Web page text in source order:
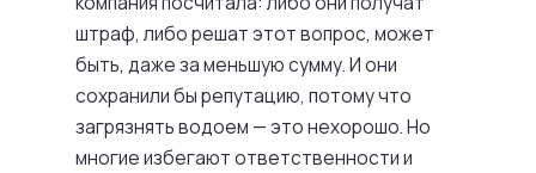
штраф, либо решат этот вопрос, может
быть, даже за меньшую сумму. И они
сохранили бы репутацию, потому что
загрязнять водоем — это нехорошо. Но
многие избегают ответственности и